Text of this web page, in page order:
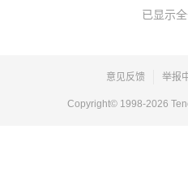
已显示
意见反馈 举报
Copyright© 1998-2026